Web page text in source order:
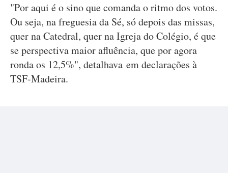
"Por aqui é o sino que comanda o ritmo dos votos.
Ou seja, na freguesia da Sé, só depois das missas,
quer na Catedral, quer na Igreja do Colégio, é que
se perspectiva maior afluência, que por agora
ronda os 12,5%", detalhava em declarações à
TSF-Madeira.